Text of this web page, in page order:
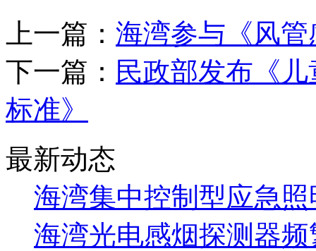
上一篇： 海湾参与《风
下一篇： 民政部发布《
标准》
最新动态
海湾集中控制型应急照
海湾光电感烟探测器